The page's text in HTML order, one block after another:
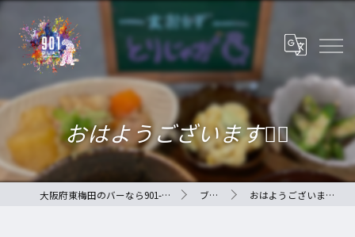
おはようございます🙇‍♀️
大阪府東梅田のバーなら901-QLAY- ブログ おはようございます🙇‍♀️